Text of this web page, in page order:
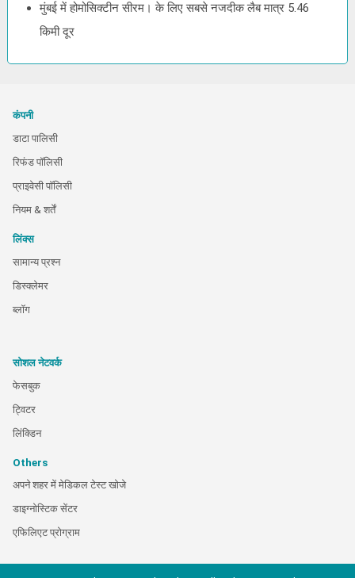
मुंबई में होमोसिक्टीन सीरम। के लिए सबसे नजदीक लैब मात्र 5.46
किमी दूर
कंपनी
डाटा पालिसी
रिफंड पॉलिसी
प्राइवेसी पॉलिसी
नियम & शर्तें
लिंक्स
सामान्य प्रश्न
डिस्क्लेमर
ब्लॉग
सोशल नेटवर्क
फेसबुक
ट्विटर
लिंक्डिन
Others
अपने शहर में मेडिकल टेस्ट खोजे
डाइग्नोस्टिक सेंटर
एफिलिएट प्रोग्राम